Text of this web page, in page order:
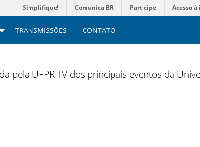
Simplifique! Comunica BR Participe Acesso
TRANSMISSÕES CONTATO
pela UFPR TV dos principais eventos da